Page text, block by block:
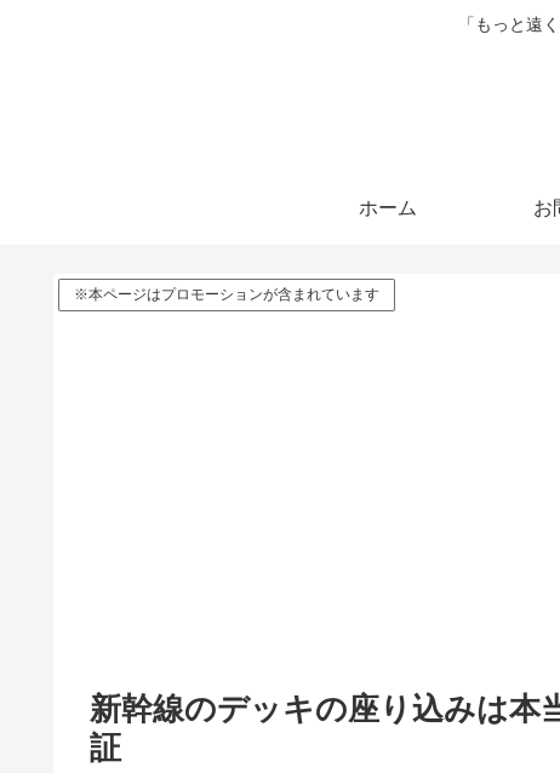
「もっと遠
ホーム お
※本ページはプロモーションが含まれています
新幹線のデッキの座り込みは本
証